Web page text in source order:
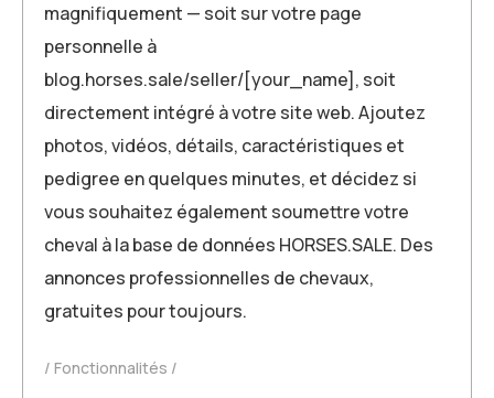
magnifiquement — soit sur votre page
personnelle à
blog.horses.sale/seller/[your_name], soit
directement intégré à votre site web. Ajoutez
photos, vidéos, détails, caractéristiques et
pedigree en quelques minutes, et décidez si
vous souhaitez également soumettre votre
cheval à la base de données HORSES.SALE. Des
annonces professionnelles de chevaux,
gratuites pour toujours.
Fonctionnalités